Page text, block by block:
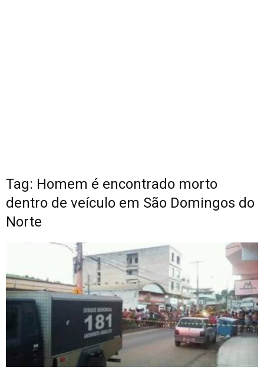
Tag: Homem é encontrado morto
dentro de veículo em São Domingos do
Norte